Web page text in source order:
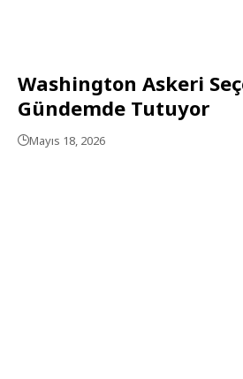
Washington Askeri
Gündemde Tutuyor
Mayıs 18, 2026